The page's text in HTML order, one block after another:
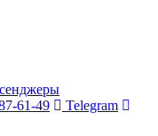
61-49
Telegram